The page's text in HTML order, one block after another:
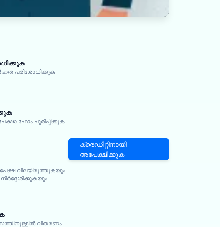
പരിശോധിക്കുക
ഫോം പൂരിപ്പിക്കുക
വിലയിരുത്തുകയും
വിതരണം
ക്രെഡിറ്റിനായി
അപേക്ഷിക്കുക